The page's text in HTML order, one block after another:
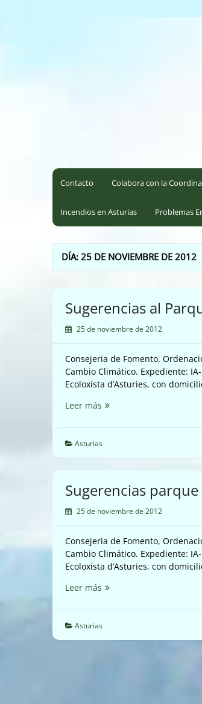
Contacto Colabora con la
Incendios en Asturias Problemas
DÍA:25 DE NOVIEMBRE DE 2012
Sugerencias al
25 de noviembre de 2012
Consejeria de Fomento,
Cambio Climático. Expediente:
Ecoloxista d’Asturies, con
Leer más Sugerencias
Eólico
de
Asturias
Sugerencias
25 de noviembre de 2012
Consejeria de Fomento,
Cambio Climático. Expediente:
Ecoloxista d’Asturies, con
Leer más Sugerencias
Carrugueiro
Asturias